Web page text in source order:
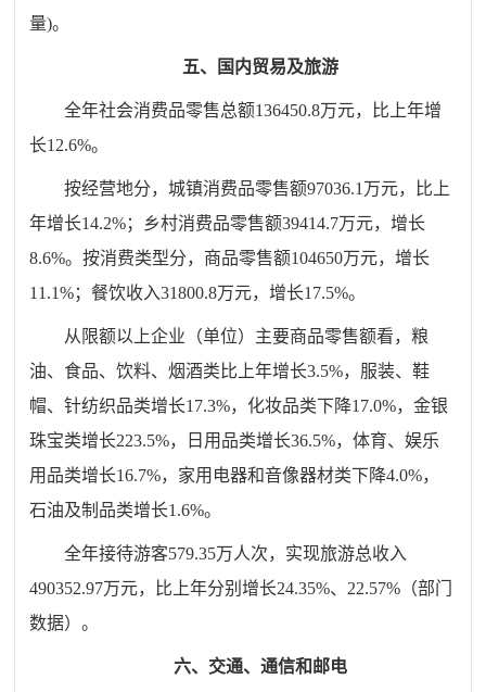
量)。
五、国内贸易及旅游
全年社会消费品零售总额136450.8万元，比上年增
长12.6%。
按经营地分，城镇消费品零售额97036.1 万元，比上
年增长14.2%；乡村消费品零售额39414.7万元，增长
8.6%。按消费类型分，商品零售额104650万元，增长
11.1%；餐饮收入31800.8万元，增长17.5%。
从限额以上企业（单位）主要商品零售额看，粮
油、食品、饮料、烟酒类比上年增长3.5%，服装、鞋
帽、针纺织品类增长17.3%，化妆品类下降17.0%，金银
珠宝类增长223.5%，日用品类增长36.5%，体育、娱乐
用品类增长16.7%， 家用电器和音像器材类下降4.0%，
石油及制品类增长1.6%。
全年接待游客579.35万人次，实现旅游总收入
490352.97万元，比上年分别增长24.35%、 22.57%（部门
数据）。
六、交通、通信和邮电